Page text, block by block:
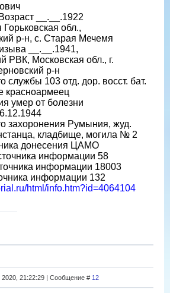
__.__.1922
обл.,
р-н, с. Старая Мечемя
__.__.1941,
РВК, Московская обл., г.
р-н
службы 103 отд. дор. восст. бат.
красноармеец
умер от болезни
захоронения Румыния, жуд.
кладбище, могила № 2
донесения ЦАМО
информации 58
информации 18003
информации 132
html/info.htm?id=4064104
21:22:29 | Сообщение # 12